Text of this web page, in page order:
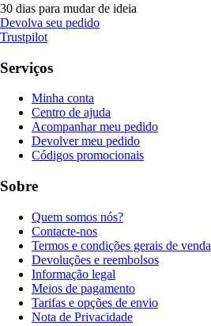
30 dias para mudar de ideia
Devolva seu pedido
Trustpilot
Serviços
Minha conta
Centro de ajuda
Acompanhar meu pedido
Devolver meu pedido
Códigos promocionais
Sobre
Quem somos nós?
Contacte-nos
Termos e condições gerais de venda
Devoluções e reembolsos
Informação legal
Meios de pagamento
Tarifas e opções de envio
Nota de Privacidade